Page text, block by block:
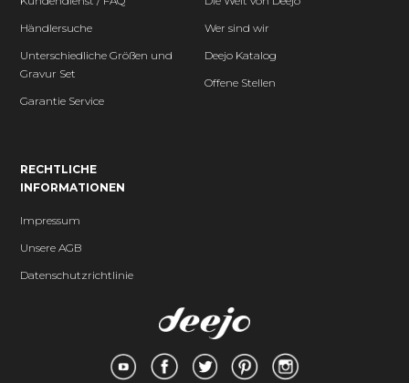
Händlersuche
Unterschiedliche Größen und
Gravur Set
Garantie Service
Wer sind wir
Deejo Katalog
Offene Stellen
RECHTLICHE
INFORMATIONEN
Impressum
Unsere AGB
Datenschutzrichtlinie